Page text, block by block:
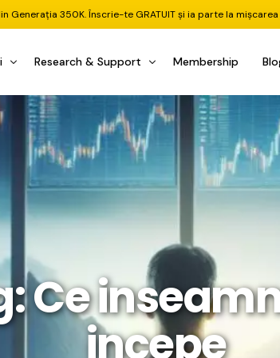
Generația 350K. Înscrie-te GRATUIT și ia parte la
Investițional
(DGI & DCF)
& Execuție
Pieței
ETF
Acțiuni
Dive Stocks
Check
Tracking
Mecanice
EA MT5
Research & Support
Pastila Financiară Premium
Risc sau Oportunitate
Comunitate Premium
Chat & Suport Mentor
1 la 1 Mentor
Membership
Ce
incepe